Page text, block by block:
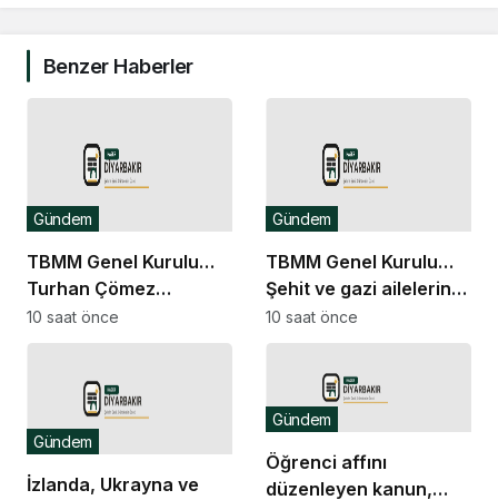
Benzer Haberler
TBMM Genel Kurulu…
Turhan Çömez
hakkında başlatılan
soruşturma “kürsü
tartışmasına neden
Gündem
10 saat önce
TBMM Genel Kurulu…
Şehit ve gazi ailelerine
yönelik düzenlemeleri
içeren kanun teklifinin
görüşmeleri başladı
Gündem
10 saat önce
İzlanda, Ukrayna ve
Gündem
Öğrenci affını
düzenleyen kanun,
Gündem